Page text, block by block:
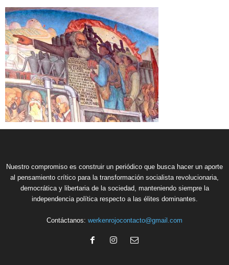
Nuestro compromiso es construir un periódico que busca hacer un aporte
al pensamiento crítico para la transformación socialista revolucionaria,
democrática y libertaria de la sociedad, manteniendo siempre la
independencia política respecto a las élites dominantes.
Contáctanos: werkenrojocontacto@gmail.com